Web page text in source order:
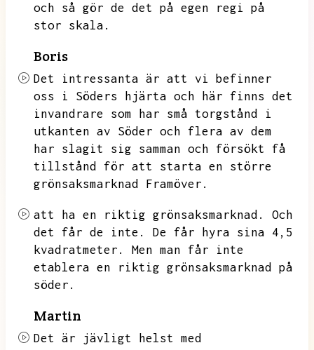
och så gör de det på egen regi på
stor skala.
Boris
Det intressanta är att vi befinner
oss i Söders hjärta och här finns det
invandrare som har små torgstånd i
utkanten av Söder och flera av dem
har slagit sig samman och försökt få
tillstånd för att starta en större
grönsaksmarknad Framöver.
att ha en riktig grönsaksmarknad.
Och
det får de inte.
De får hyra sina 4,5
kvadratmeter.
Men man får inte
etablera en riktig grönsaksmarknad på
söder.
Martin
Det är jävligt helst med